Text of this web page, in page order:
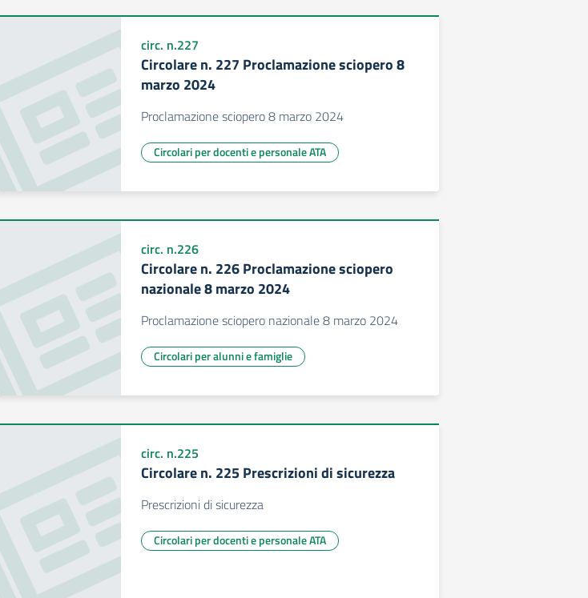
circ. n.227
Circolare n. 227 Proclamazione sciopero 8
marzo 2024
Proclamazione sciopero 8 marzo 2024
Circolari per docenti e personale ATA
circ. n.226
Circolare n. 226 Proclamazione sciopero
nazionale 8 marzo 2024
Proclamazione sciopero nazionale 8 marzo 2024
Circolari per alunni e famiglie
circ. n.225
Circolare n. 225 Prescrizioni di sicurezza
Prescrizioni di sicurezza
Circolari per docenti e personale ATA